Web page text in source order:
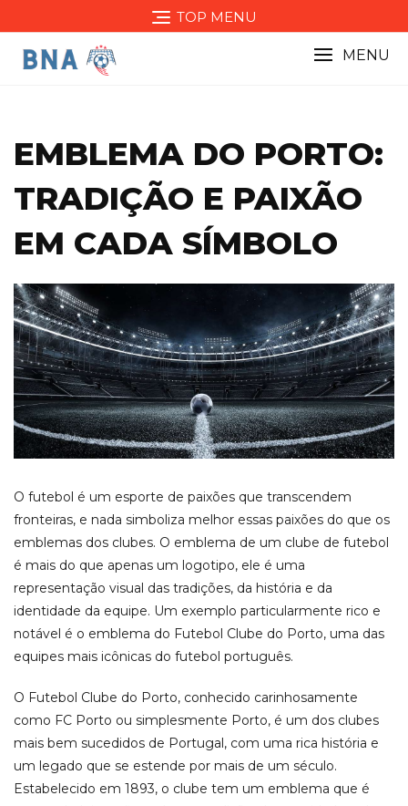
to
content
TOP MENU
MENU
EMBLEMA DO PORTO:
TRADIÇÃO E PAIXÃO
EM CADA SÍMBOLO
O futebol é um esporte de paixões que transcendem
fronteiras, e nada simboliza melhor essas paixões do que os
emblemas dos clubes. O emblema de um clube de futebol
é mais do que apenas um logotipo, ele é uma
representação visual das tradições, da história e da
identidade da equipe. Um exemplo particularmente rico e
notável é o emblema do Futebol Clube do Porto, uma das
equipes mais icônicas do futebol português.
O Futebol Clube do Porto, conhecido carinhosamente
como FC Porto ou simplesmente Porto, é um dos clubes
mais bem sucedidos de Portugal, com uma rica história e
um legado que se estende por mais de um século.
Estabelecido em 1893, o clube tem um emblema que é